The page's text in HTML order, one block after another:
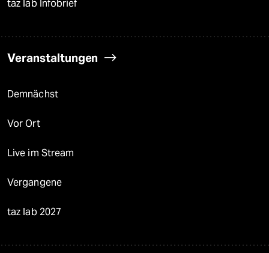
taz lab Infobrief
Veranstaltungen
Demnächst
Vor Ort
Live im Stream
Vergangene
taz lab 2027